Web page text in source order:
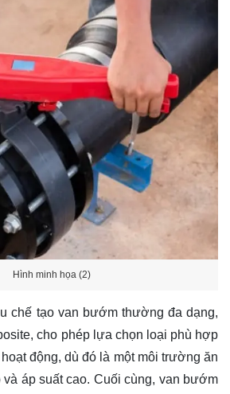
Hình minh họa (2)
chế tạo van bướm thường đa dạng,
cho phép lựa chọn loại phù hợp
động, dù đó là một môi trường ăn
và áp suất cao. Cuối cùng, van bướm